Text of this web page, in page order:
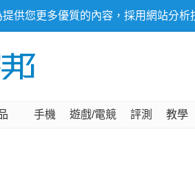
供您更多優質的內容，採用網站分
手機 遊戲/電競 評測 教學